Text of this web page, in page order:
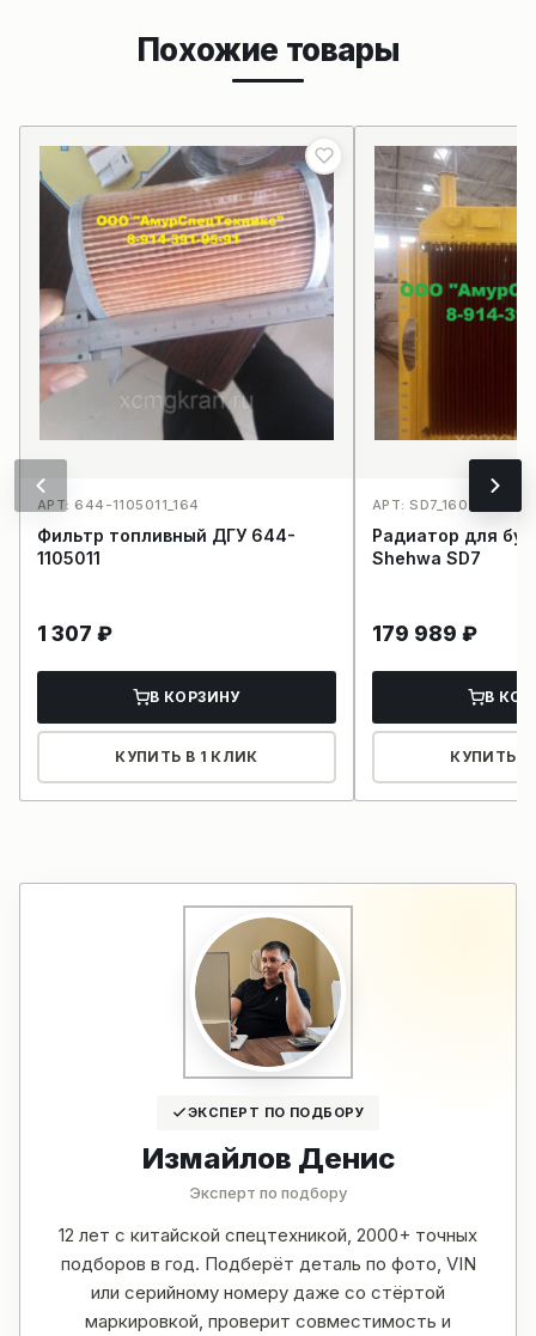
Похожие товары
АРТ: 644-1105011_164
Фильтр топливный ДГУ 644-
1105011
1 307 ₽
В КОРЗИНУ
КУПИТЬ В 1 КЛИК
АРТ: SD7_160
Радиатор для
Shehwa SD7
179 989 ₽
В
КУПИТЬ В
ЭКСПЕРТ ПО ПОДБОРУ
Измайлов Денис
Эксперт по подбору
12 лет с китайской спецтехникой, 2000+ точных
подборов в год. Подберёт деталь по фото, VIN
или серийному номеру даже со стёртой
маркировкой, проверит совместимость и